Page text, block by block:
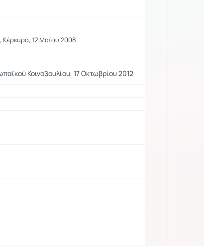
12 Μαΐου 2008
Κοινοβουλίου, 17 Οκτωβρίου 2012